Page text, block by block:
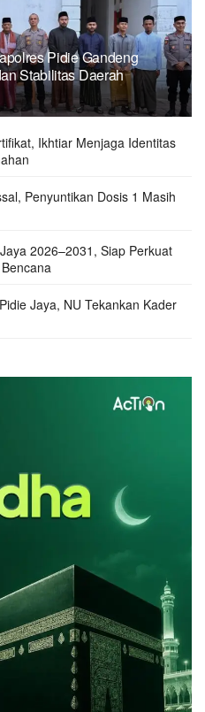
Pidie Gandeng
Stabilitas Daerah
Ikhtiar Menjaga Identitas
Penyuntikan Dosis 1 Masih
2026–2031, Siap Perkuat
Jaya, NU Tekankan Kader